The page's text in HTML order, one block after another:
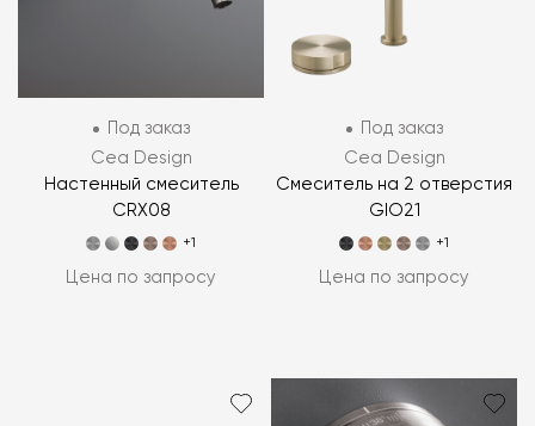
Под заказ
Cea Design
Настенный смеситель
CRX08
+1
Цена по запросу
Под заказ
Cea Design
Смеситель на 2 отверстия
GIO21
+1
Цена по запросу